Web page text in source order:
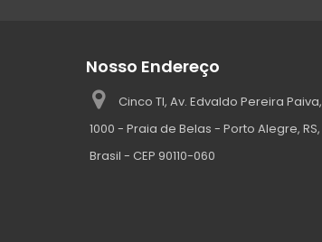
Nosso Endereço
Cinco TI, Av. Edvaldo Pereira Paiva,
1000 - Praia de Belas - Porto Alegre, RS,
Brasil - CEP 90110-060